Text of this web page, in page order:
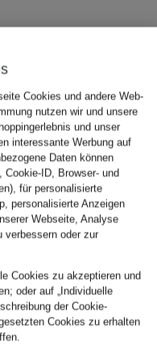
Cookies und andere Web-
nutzen wir und unsere
und unser
interessante Werbung auf
Daten können
ID, Browser- und
für personalisierte
personalisierte Anzeigen
Webseite, Analyse
verbessern oder zur
Cookies zu akzeptieren und
oder auf „Individuelle
der Cookie-
Cookies zu erhalten